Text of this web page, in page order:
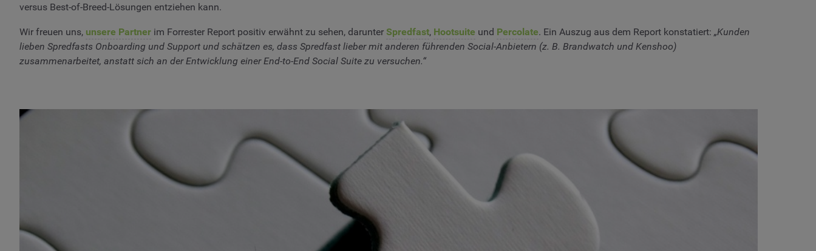
versus Best-of-Breed-Lösungen entziehen kann.
Wir freuen uns, unsere Partner im Forrester Report positiv erwähnt zu sehen, darunter Spredfast, Hootsuite und Percolate. Ein Auszug aus dem Report konstatiert: „Kunden
lieben Spredfasts Onboarding und Support und schätzen es, dass Spredfast lieber mit anderen führenden Social-Anbietern (z. B. Brandwatch und Kenshoo)
zusammenarbeitet, anstatt sich an der Entwicklung einer End-to-End Social Suite zu versuchen.“